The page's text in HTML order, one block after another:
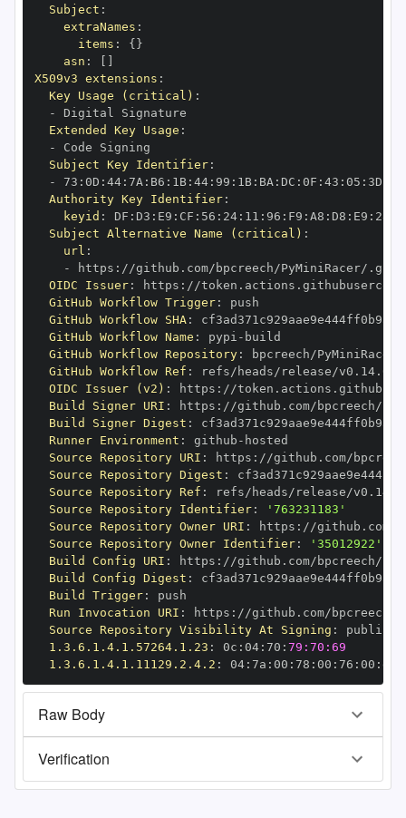
Subject :
extraNames :
items : { }
asn :
X509v3 extensions :
Key Usage (critical) :
-
Extended Key Usage :
-
Subject Key Identifier:
-
73 : 0D : 44: 7A : B6 : 1B: 44: 99 : 1B: BA : DC : 0F : 43 : 05 : 3D
Authority Key Identifier:
keyid : DF : D3 : E9 : CF : 56 : 24: 11 : 96 : F9 : A8 : D8 : E9 : 28
Subject Alternative Name (critical) :
url :
-
https :
OIDC Issuer: https :
GitHub Workflow Trigger:
GitHub Workflow SHA:
GitHub Workflow Name : pypi -
GitHub Workflow Repository:
GitHub Workflow Ref :
OIDC Issuer (v2) : https :
Build Signer URI : https :
Build Signer Digest :
Runner Environment : github -
Source Repository URI : https :
Source Repository Digest :
Source Repository Ref :
Source Repository Identifier:
'763231183'
Source Repository Owner URI : https :
Source Repository Owner Identifier:
'35012922'
Build Config URI : https :
Build Config Digest :
Build Trigger:
Run Invocation URI : https :
Source Repository Visibility At Signing :
1.3.6.1.4.1.57264.1.23 : 0c : 04: 70 : 79:70:69
1.3.6.1.4.1.11129.2.4.2 : 04: 7a : 00 : 78 : 00 : 76 : 00 : dd
Raw Body
Verification